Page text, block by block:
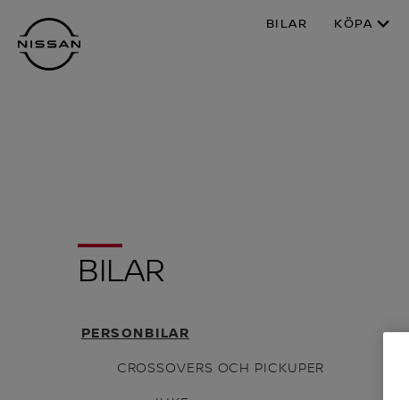
över
huvudinnehåll
BILAR KÖPA
BILAR
PERSONBILAR
CROSSOVERS OCH PICKUPER